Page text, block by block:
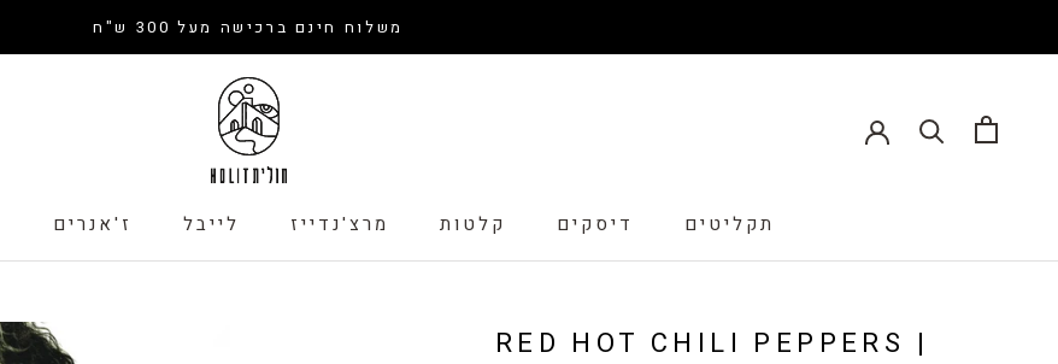
משלוח חינם ברכישה מעל 300 ש"ח
תקליטים
דיסקים
קלטות
מרצ'נדייז
לייבל
ז'אנרים
RED HOT CHILI PEPPERS |